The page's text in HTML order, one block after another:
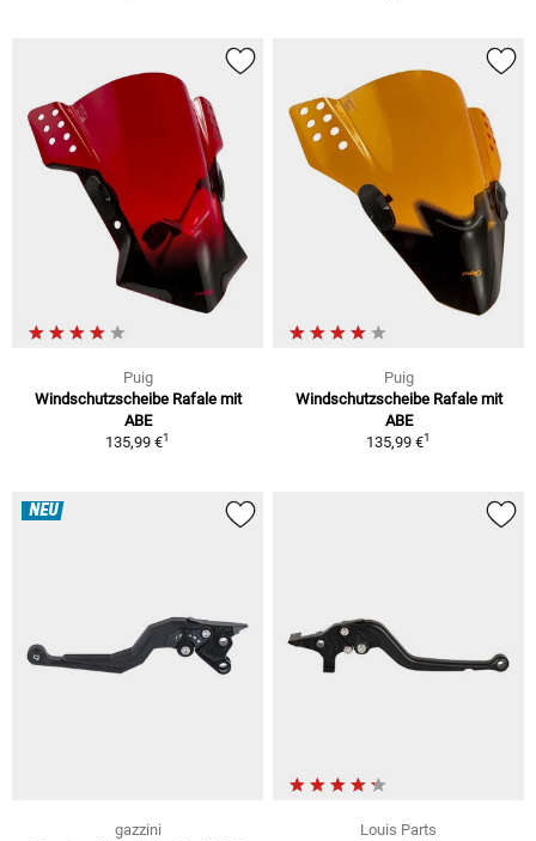
Puig
Windschutzscheibe Rafale mit
ABE
135,99 €1
Puig
Windschutzscheibe Rafale mit
ABE
135,99 €1
NEU
gazzini
Louis Parts